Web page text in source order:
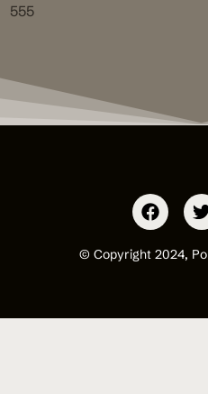
555
© Copyright 2024,